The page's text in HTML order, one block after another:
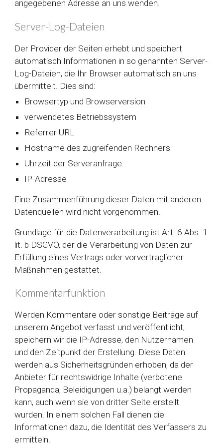
angegebenen Adresse an uns wenden.
Server-Log-Dateien
Der Provider der Seiten erhebt und speichert
automatisch Informationen in so genannten Server-
Log-Dateien, die Ihr Browser automatisch an uns
übermittelt. Dies sind:
Browsertyp und Browserversion
verwendetes Betriebssystem
Referrer URL
Hostname des zugreifenden Rechners
Uhrzeit der Serveranfrage
IP-Adresse
Eine Zusammenführung dieser Daten mit anderen
Datenquellen wird nicht vorgenommen.
Grundlage für die Datenverarbeitung ist Art. 6 Abs. 1
lit. b DSGVO, der die Verarbeitung von Daten zur
Erfüllung eines Vertrags oder vorvertraglicher
Maßnahmen gestattet.
Kommentarfunktion
Werden Kommentare oder sonstige Beiträge auf
unserem Angebot verfasst und veröffentlicht,
speichern wir die IP-Adresse, den Nutzernamen
und den Zeitpunkt der Erstellung. Diese Daten
werden aus Sicherheitsgründen erhoben, da der
Anbieter für rechtswidrige Inhalte (verbotene
Propaganda, Beleidigungen u.a.) belangt werden
kann, auch wenn sie von dritter Seite erstellt
wurden. In einem solchen Fall dienen die
Informationen dazu, die Identität des Verfassers zu
ermitteln.